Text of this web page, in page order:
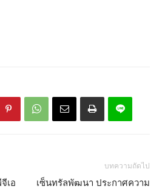
เอ
บทความถัดไป
เซ็นทรัลพัฒนา ประกาศความ